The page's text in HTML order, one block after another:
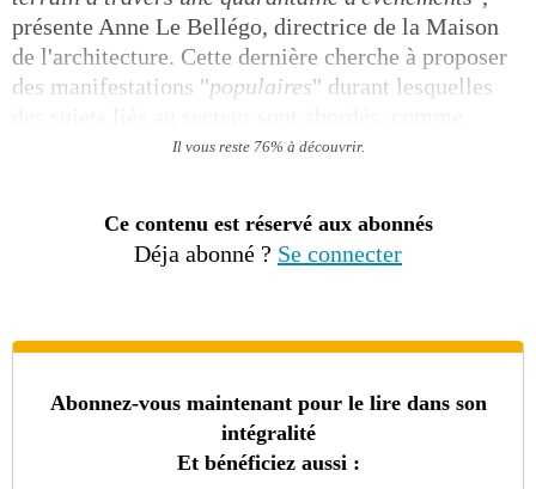
présente Anne Le Bellégo, directrice de la Maison
de l'architecture. Cette dernière cherche à proposer
des manifestations "populaires" durant lesquelles
Il vous reste 76% à découvrir.
Ce contenu est réservé aux abonnés
Déja abonné ? Se connecter
Abonnez-vous maintenant pour le lire dans son
intégralité
Et bénéficiez aussi :